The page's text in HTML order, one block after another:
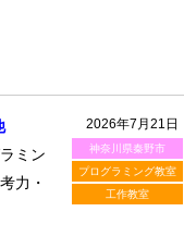
2026年7月21日
神奈川県秦野市
プログラミング教室
工作教室
ミン
力・